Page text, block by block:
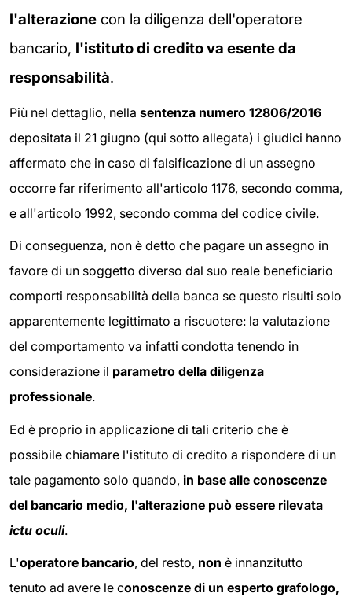
l'alterazione con la diligenza dell'operatore
bancario, l'istituto di credito va esente da
responsabilità.
Più nel dettaglio, nella sentenza numero 12806/2016
depositata il 21 giugno (qui sotto allegata) i giudici hanno
affermato che in caso di falsificazione di un assegno
occorre far riferimento all'articolo 1176, secondo comma,
e all'articolo 1992, secondo comma del codice civile.
Di conseguenza, non è detto che pagare un assegno in
favore di un soggetto diverso dal suo reale beneficiario
comporti responsabilità della banca se questo risulti solo
apparentemente legittimato a riscuotere: la valutazione
del comportamento va infatti condotta tenendo in
considerazione il parametro della diligenza
professionale.
Ed è proprio in applicazione di tali criterio che è
possibile chiamare l'istituto di credito a rispondere di un
tale pagamento solo quando, in base alle conoscenze
del bancario medio, l'alterazione può essere rilevata
ictu oculi.
L'operatore bancario, del resto, non è innanzitutto
tenuto ad avere le conoscenze di un esperto grafologo,